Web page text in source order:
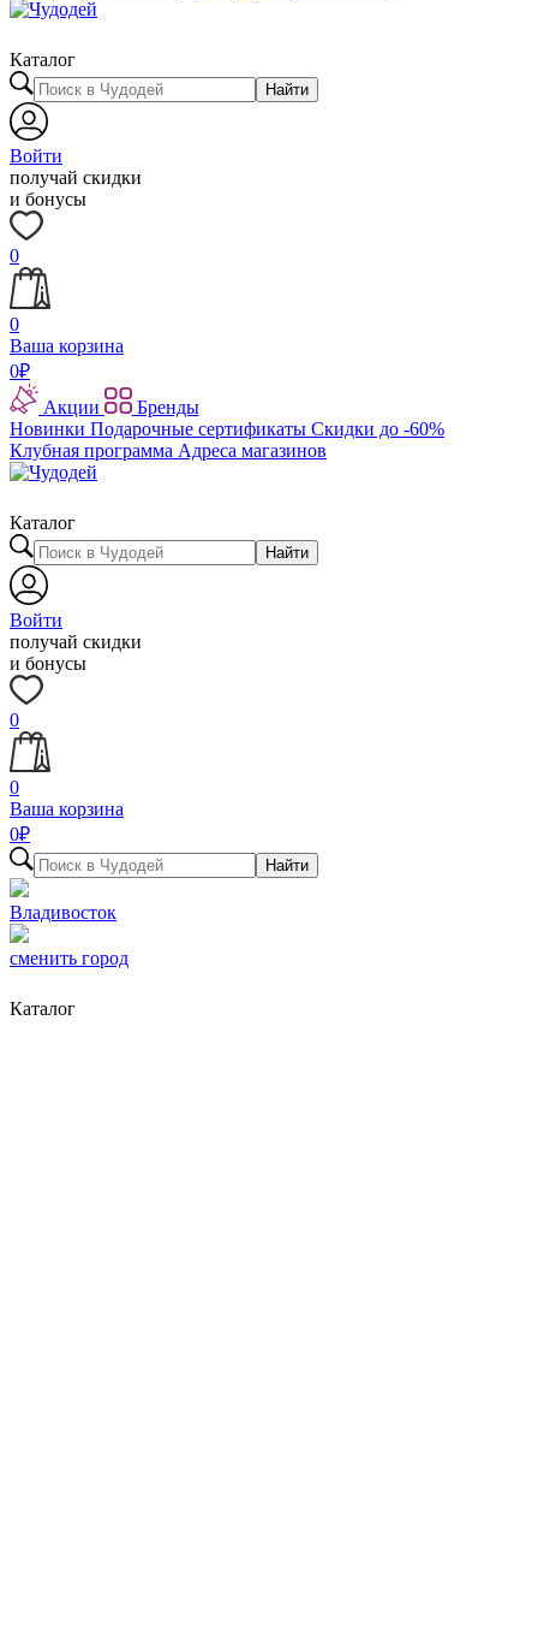
Каталог
Найти
Войти
получай скидки
и бонусы
0
0
Ваша корзина
0₽
Акции
Бренды
Новинки Подарочные сертификаты Скидки до -60%
Клубная программа Адреса магазинов
Каталог
Найти
Войти
получай скидки
и бонусы
0
0
Ваша корзина
0₽
Найти
Владивосток
сменить город
Каталог